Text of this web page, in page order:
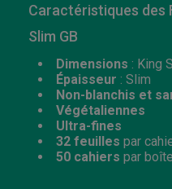
Caractéristiques des
Slim GB
Dimensions : King
Épaisseur : Slim
Non-blanchis et
Végétaliennes
Ultra-fines
32 feuilles par
50 cahiers par boîte.